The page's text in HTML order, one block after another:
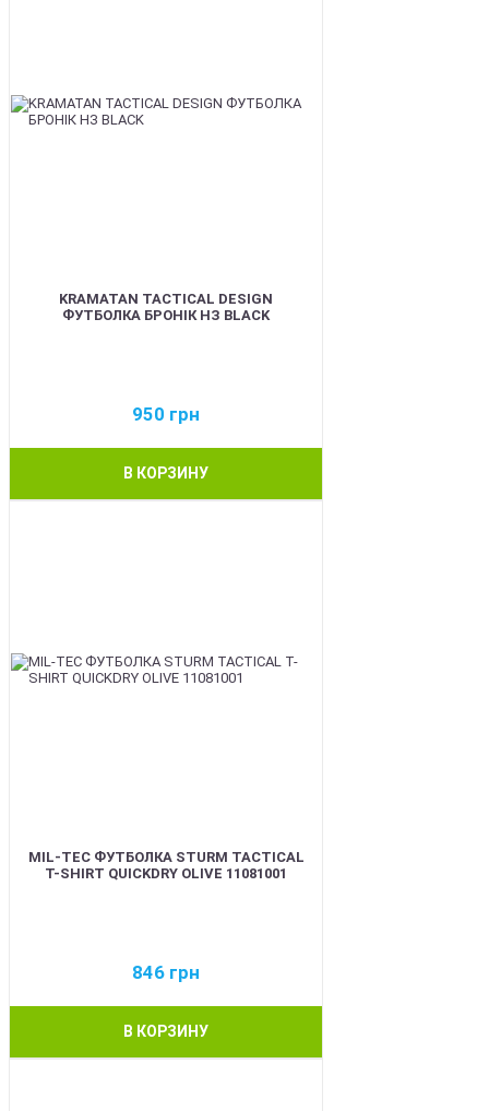
KRAMATAN TACTICAL DESIGN
ФУТБОЛКА БРОНІК НЗ BLACK
950 грн
В КОРЗИНУ
MIL-TEC ФУТБОЛКА STURM TACTICAL
T-SHIRT QUICKDRY OLIVE 11081001
846 грн
В КОРЗИНУ